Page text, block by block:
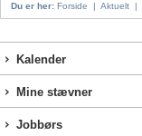
Du er her: Forside | Aktuelt |
Kalender
Mine stævner
Jobbørs